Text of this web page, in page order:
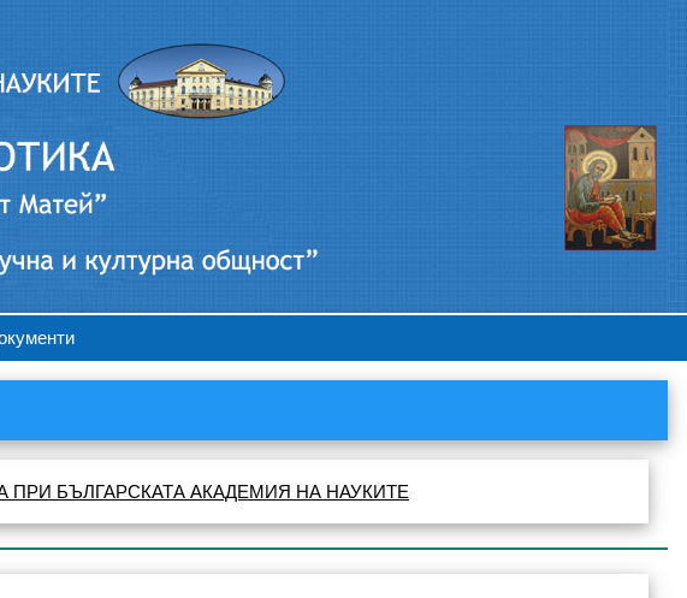
БЪЛГАРСКАТА АКАДЕМИЯ НА НАУКИТЕ